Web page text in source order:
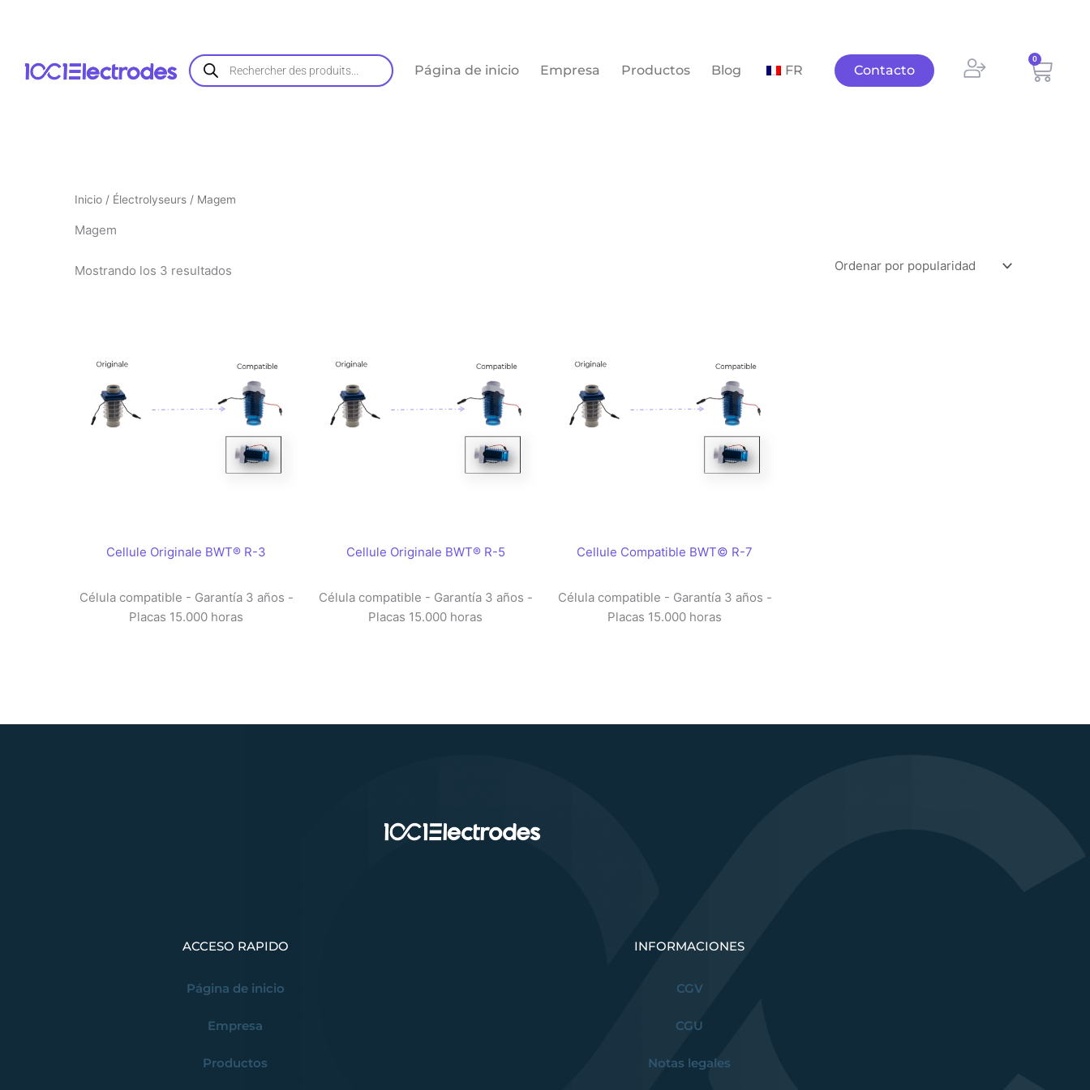
Búsqueda
de
productos
Página de inicio Empresa Productos Blog FR Contacto
0
Inicio / Électrolyseurs / Magem
Magem
Mostrando los 3 resultados
Cellule Originale BWT® R-3
Célula compatible - Garantía 3 años -
Placas 15.000 horas
Cellule Originale BWT® R-5
Célula compatible - Garantía 3 años -
Placas 15.000 horas
Cellule Compatible BWT© R-7
Célula compatible - Garantía 3 años -
Placas 15.000 horas
ACCESO RAPIDO
Página de inicio
Empresa
Productos
INFORMACIONES
CGV
CGU
Notas legales